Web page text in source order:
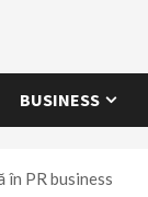
BUSINESS
în PR business